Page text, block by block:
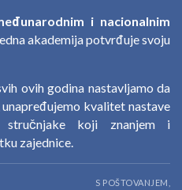
i nacionalnim
akademija potvrđuje svoju
ovih godina nastavljamo da
kvalitet nastave
koji znanjem i
zajednice.
S POŠTOVANJEM,